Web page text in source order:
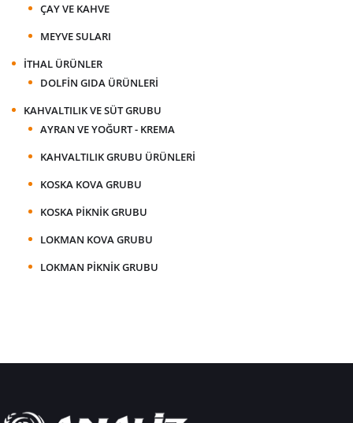
ÇAY VE KAHVE
MEYVE SULARI
İTHAL ÜRÜNLER
DOLFIN GIDA ÜRÜNLERI
KAHVALTILIK VE SÜT GRUBU
AYRAN VE YOĞURT - KREMA
KAHVALTILIK GRUBU ÜRÜNLERI
KOSKA KOVA GRUBU
KOSKA PIKNIK GRUBU
LOKMAN KOVA GRUBU
LOKMAN PIKNIK GRUBU